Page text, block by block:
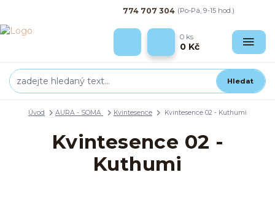
Hledat
774 707 304 (Po-Pá, 9-15 hod.)
0 ks
0 Kč
Úvod AURA - SOMA Kvintesence Kvintesence 02 - Kuthumi
Kvintesence 02 -
Kuthumi